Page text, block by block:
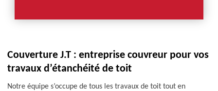
Couverture J.T : entreprise couvreur pour vos
travaux d’étanchéité de toit
Notre équipe s’occupe de tous les travaux de toit tout en